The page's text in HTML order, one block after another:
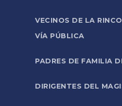
VECINOS DE LA
VÍA PÚBLICA
PADRES DE FAMILIA
DIRIGENTES DEL